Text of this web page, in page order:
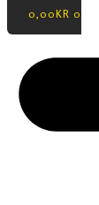
0,00KR 0